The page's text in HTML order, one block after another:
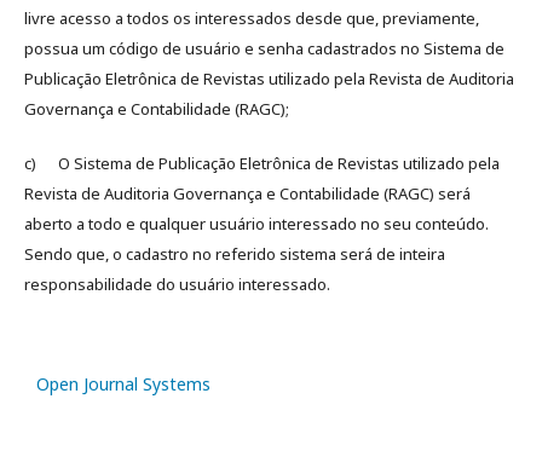
livre acesso a todos os interessados desde que, previamente,
possua um código de usuário e senha cadastrados no Sistema de
Publicação Eletrônica de Revistas utilizado pela Revista de Auditoria
Governança e Contabilidade (RAGC);
c) O Sistema de Publicação Eletrônica de Revistas utilizado pela
Revista de Auditoria Governança e Contabilidade (RAGC) será
aberto a todo e qualquer usuário interessado no seu conteúdo.
Sendo que, o cadastro no referido sistema será de inteira
responsabilidade do usuário interessado.
Open Journal Systems